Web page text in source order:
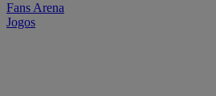
Fans Arena
Jogos